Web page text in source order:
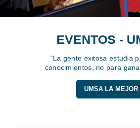
EVENTOS -
“La gente exitosa estudia
conocimientos, no para
UMSA LA MEJOR